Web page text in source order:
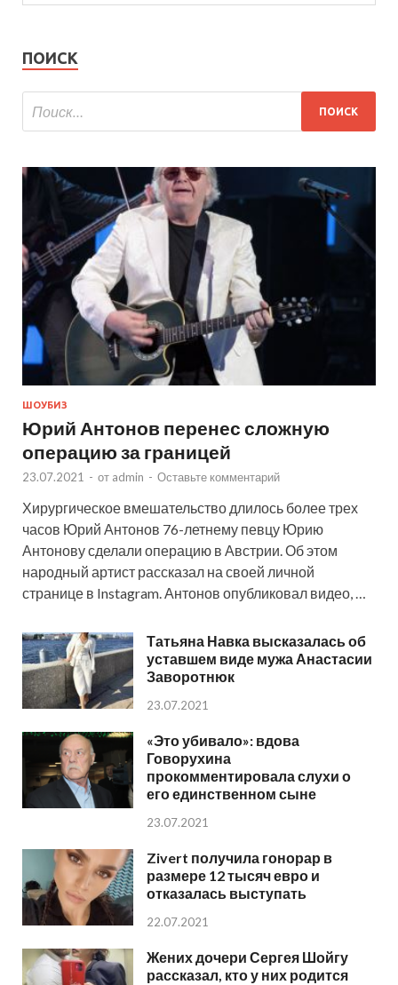
ПОИСК
ШОУБИЗ
Юрий Антонов перенес сложную
операцию за границей
23.07.2021 - от admin - Оставьте комментарий
Хирургическое вмешательство длилось более трех
часов Юрий Антонов 76-летнему певцу Юрию
Антонову сделали операцию в Австрии. Об этом
народный артист рассказал на своей личной
странице в Instagram. Антонов опубликовал видео, …
Татьяна Навка высказалась об
уставшем виде мужа Анастасии
Заворотнюк
23.07.2021
«Это убивало»: вдова
Говорухина
прокомментировала слухи о
его единственном сыне
23.07.2021
Zivert получила гонорар в
размере 12 тысяч евро и
отказалась выступать
22.07.2021
Жених дочери Сергея Шойгу
рассказал, кто у них родится